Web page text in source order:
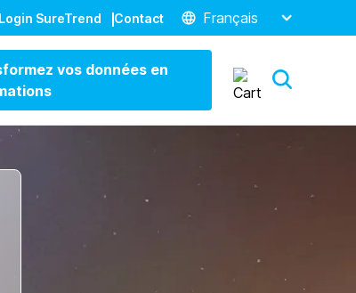
Login SureTrend Contact Français
vos données en